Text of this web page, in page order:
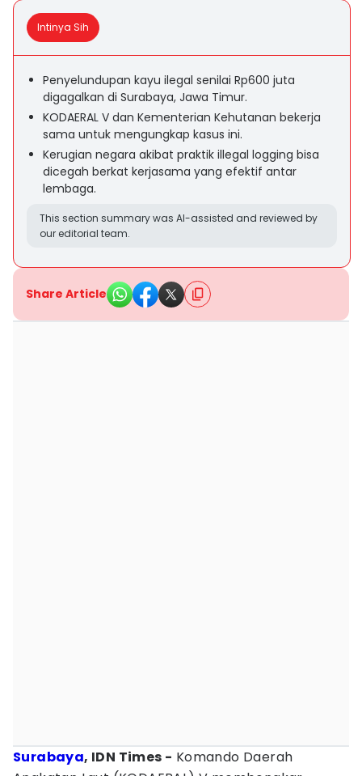
Intinya Sih
Penyelundupan kayu ilegal senilai Rp600 juta
digagalkan di Surabaya, Jawa Timur.
KODAERAL V dan Kementerian Kehutanan bekerja
sama untuk mengungkap kasus ini.
Kerugian negara akibat praktik illegal logging bisa
dicegah berkat kerjasama yang efektif antar
lembaga.
This section summary was AI-assisted and reviewed by
our editorial team.
Share Article
Surabaya, IDN Times - Komando Daerah